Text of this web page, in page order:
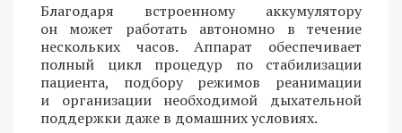
Благодаря встроенному аккумулятору
он может работать автономно в течение
нескольких часов. Аппарат обеспечивает
полный цикл процедур по стабилизации
пациента, подбору режимов реанимации
и организации необходимой дыхательной
поддержки даже в домашних условиях.